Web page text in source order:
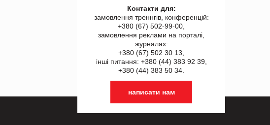
Контакти для:
замовлення треннгів, конференцій:
+380 (67) 502-99-00,
замовлення реклами на порталі,
журналах:
+380 (67) 502 30 13,
інші питання: +380 (44) 383 92 39,
+380 (44) 383 50 34.
написати нам